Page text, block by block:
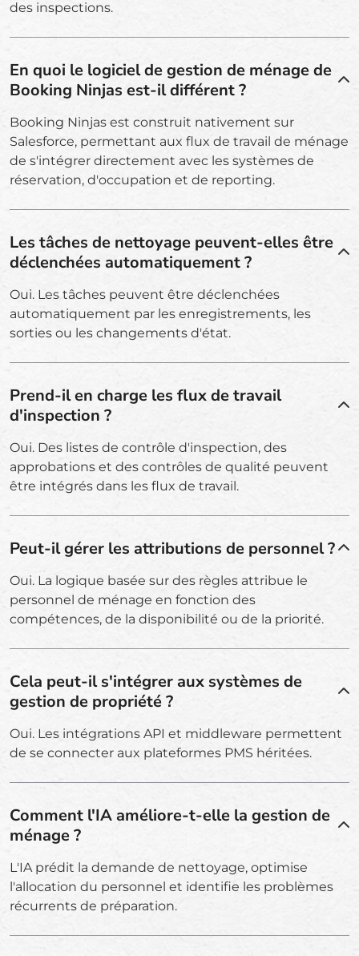
des inspections.
En quoi le logiciel de gestion de ménage de
Booking Ninjas est-il différent ?
Booking Ninjas est construit nativement sur
Salesforce, permettant aux flux de travail de ménage
de s'intégrer directement avec les systèmes de
réservation, d'occupation et de reporting.
Les tâches de nettoyage peuvent-elles être
déclenchées automatiquement ?
Oui. Les tâches peuvent être déclenchées
automatiquement par les enregistrements, les
sorties ou les changements d'état.
Prend-il en charge les flux de travail
d'inspection ?
Oui. Des listes de contrôle d'inspection, des
approbations et des contrôles de qualité peuvent
être intégrés dans les flux de travail.
Peut-il gérer les attributions de personnel ?
Oui. La logique basée sur des règles attribue le
personnel de ménage en fonction des
compétences, de la disponibilité ou de la priorité.
Cela peut-il s'intégrer aux systèmes de
gestion de propriété ?
Oui. Les intégrations API et middleware permettent
de se connecter aux plateformes PMS héritées.
Comment l'IA améliore-t-elle la gestion de
ménage ?
L'IA prédit la demande de nettoyage, optimise
l'allocation du personnel et identifie les problèmes
récurrents de préparation.